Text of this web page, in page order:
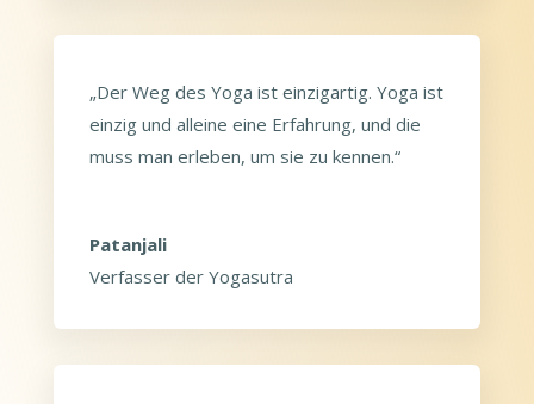
„Der Weg des Yoga ist einzigartig. Yoga ist
einzig und alleine eine Erfahrung, und die
muss man erleben, um sie zu kennen.“
Patanjali
Verfasser der Yogasutra